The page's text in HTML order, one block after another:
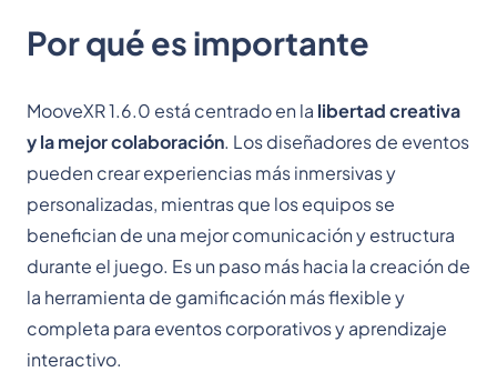
Por qué es importante
MooveXR 1.6.0 está centrado en la libertad creativa
y la mejor colaboración. Los diseñadores de eventos
pueden crear experiencias más inmersivas y
personalizadas, mientras que los equipos se
benefician de una mejor comunicación y estructura
durante el juego. Es un paso más hacia la creación de
la herramienta de gamificación más flexible y
completa para eventos corporativos y aprendizaje
interactivo.